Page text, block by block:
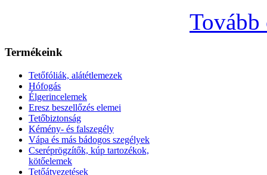
Tovább
Termékeink
Tetőfóliák, alátétlemezek
Hófogás
Élgerincelemek
Eresz beszellőzés elemei
Tetőbiztonság
Kémény- és falszegély
Vápa és más bádogos szegélyek
Cseréprögzítők, kúp tartozékok,
kötőelemek
Tetőátvezetések